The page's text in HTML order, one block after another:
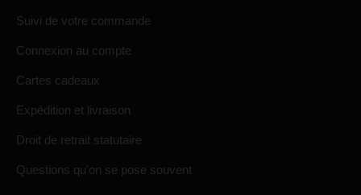
Suivi de votre commande
Connexion au compte
Cartes cadeaux
Expédition et livraison
Droit de retrait statutaire
Questions qu'on se pose souvent